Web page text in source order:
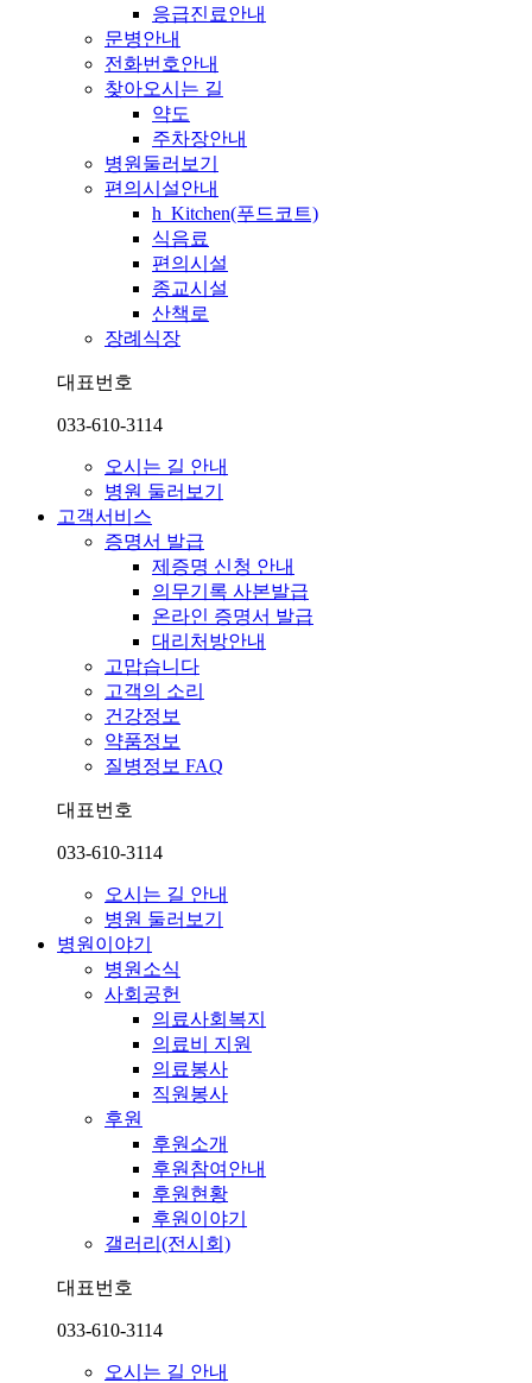
응급진료안내
문병안내
전화번호안내
찾아오시는 길
약도
주차장안내
병원둘러보기
편의시설안내
h_Kitchen(푸드코트)
식음료
편의시설
종교시설
산책로
장례식장
대표번호
033-610-3114
오시는 길 안내
병원 둘러보기
고객서비스
증명서 발급
제증명 신청 안내
의무기록 사본발급
온라인 증명서 발급
대리처방안내
고맙습니다
고객의 소리
건강정보
약품정보
질병정보 FAQ
대표번호
033-610-3114
오시는 길 안내
병원 둘러보기
병원이야기
병원소식
사회공헌
의료사회복지
의료비 지원
의료봉사
직원봉사
후원
후원소개
후원참여안내
후원현황
후원이야기
갤러리(전시회)
대표번호
033-610-3114
오시는 길 안내